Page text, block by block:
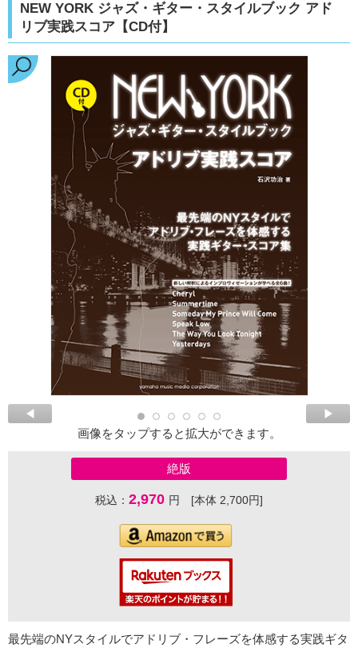
NEW YORK ジャズ・ギター・スタイルブック アド
リブ実践スコア【CD付】
画像をタップすると拡大ができます。
絶版
税込： 2,970 円 [本体 2,700円]
最先端のNYスタイルでアドリブ・フレーズを体感する実践ギタ